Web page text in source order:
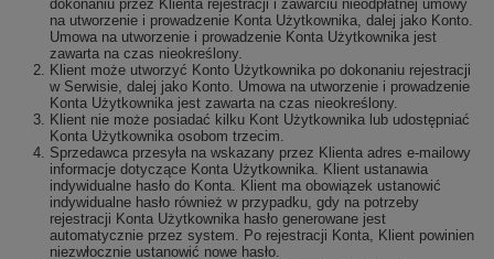
dokonaniu przez Klienta rejestracji i zawarciu nieodpłatnej umowy
na utworzenie i prowadzenie Konta Użytkownika, dalej jako Konto.
Umowa na utworzenie i prowadzenie Konta Użytkownika jest
zawarta na czas nieokreślony.
Klient może utworzyć Konto Użytkownika po dokonaniu rejestracji
w Serwisie, dalej jako Konto. Umowa na utworzenie i prowadzenie
Konta Użytkownika jest zawarta na czas nieokreślony.
Klient nie może posiadać kilku Kont Użytkownika lub udostępniać
Konta Użytkownika osobom trzecim.
Sprzedawca przesyła na wskazany przez Klienta adres e-mailowy
informacje dotyczące Konta Użytkownika. Klient ustanawia
indywidualne hasło do Konta. Klient ma obowiązek ustanowić
indywidualne hasło również w przypadku, gdy na potrzeby
rejestracji Konta Użytkownika hasło generowane jest
automatycznie przez system. Po rejestracji Konta, Klient powinien
niezwłocznie ustanowić nowe hasło.